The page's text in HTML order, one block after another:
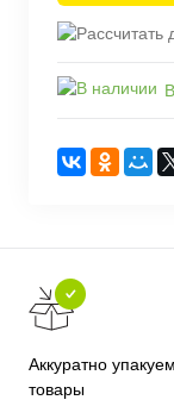
Аккуратно
товары